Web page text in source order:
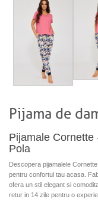
Pijama de
Pijamale Cornette
Pola
Descopera pijamalele
pentru confortul tau acasa.
ofera un stil elegant si
retur in 14 zile pentru o